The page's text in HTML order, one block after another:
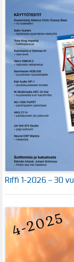
Riffi 1-2026 – 30